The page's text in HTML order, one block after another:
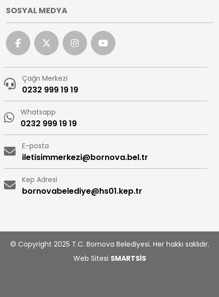
SOSYAL MEDYA
Çağrı Merkezi
0232 999 19 19
Whatsapp
0232 999 19 19
E-posta
iletisimmerkezi@bornova.bel.tr
Kep Adresi
bornovabelediye@hs01.kep.tr
© Copyright 2025 T.C. Bornova Belediyesi. Her hakkı saklıdır.
Web Sitesi SMARTSİS